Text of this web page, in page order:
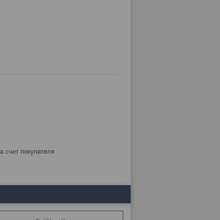
счет покупателя